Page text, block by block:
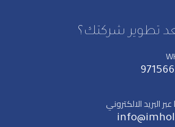
تطوير شركتك؟
البريد الالكتروني